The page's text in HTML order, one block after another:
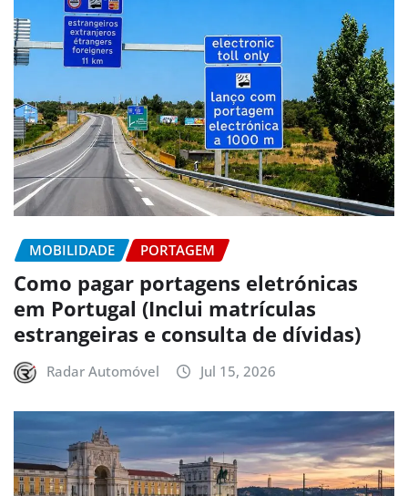
MOBILIDADE PORTAGEM
Como pagar portagens eletrónicas
em Portugal (Inclui matrículas
estrangeiras e consulta de dívidas)
Radar Automóvel Jul 15, 2026